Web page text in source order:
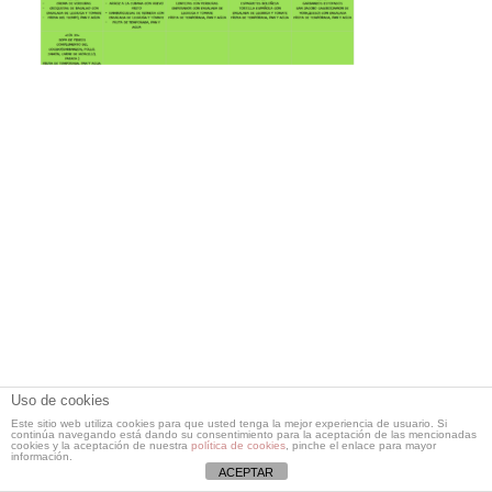
Copyright 2023 Colegio Diocesano Ntra. Sra. de los Desamparados | Todos
los derechos reservados| Diseñado porColegionsdesamparados
Política de Privacidad
Uso de cookies
Este sitio web utiliza cookies para que usted tenga la mejor experiencia de usuario. Si
continúa navegando está dando su consentimiento para la aceptación de las mencionadas
cookies y la aceptación de nuestra política de cookies , pinche el enlace para mayor
información.
ACEPTAR